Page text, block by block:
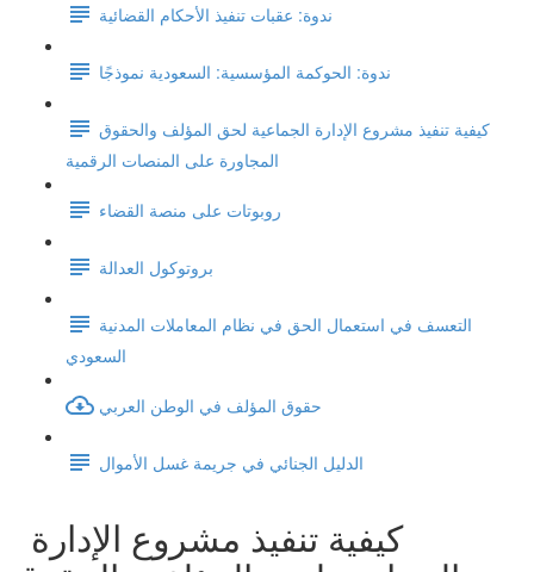
ندوة: عقبات تنفيذ الأحكام القضائية
ندوة: الحوكمة المؤسسية: السعودية نموذجًا
كيفية تنفيذ مشروع الإدارة الجماعية لحق المؤلف والحقوق
المجاورة على المنصات الرقمية
روبوتات على منصة القضاء
بروتوكول العدالة
التعسف في استعمال الحق في نظام المعاملات المدنية
السعودي
حقوق المؤلف في الوطن العربي
الدليل الجنائي في جريمة غسل الأموال